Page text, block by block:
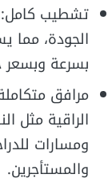
تشطيب كامل:
الجودة، مما
بسرعة وبسعر
مرافق
الراقية مثل
ومسارات
والمستأجرين.